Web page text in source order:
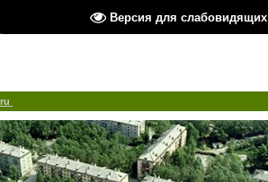
Версия для слабовидящих